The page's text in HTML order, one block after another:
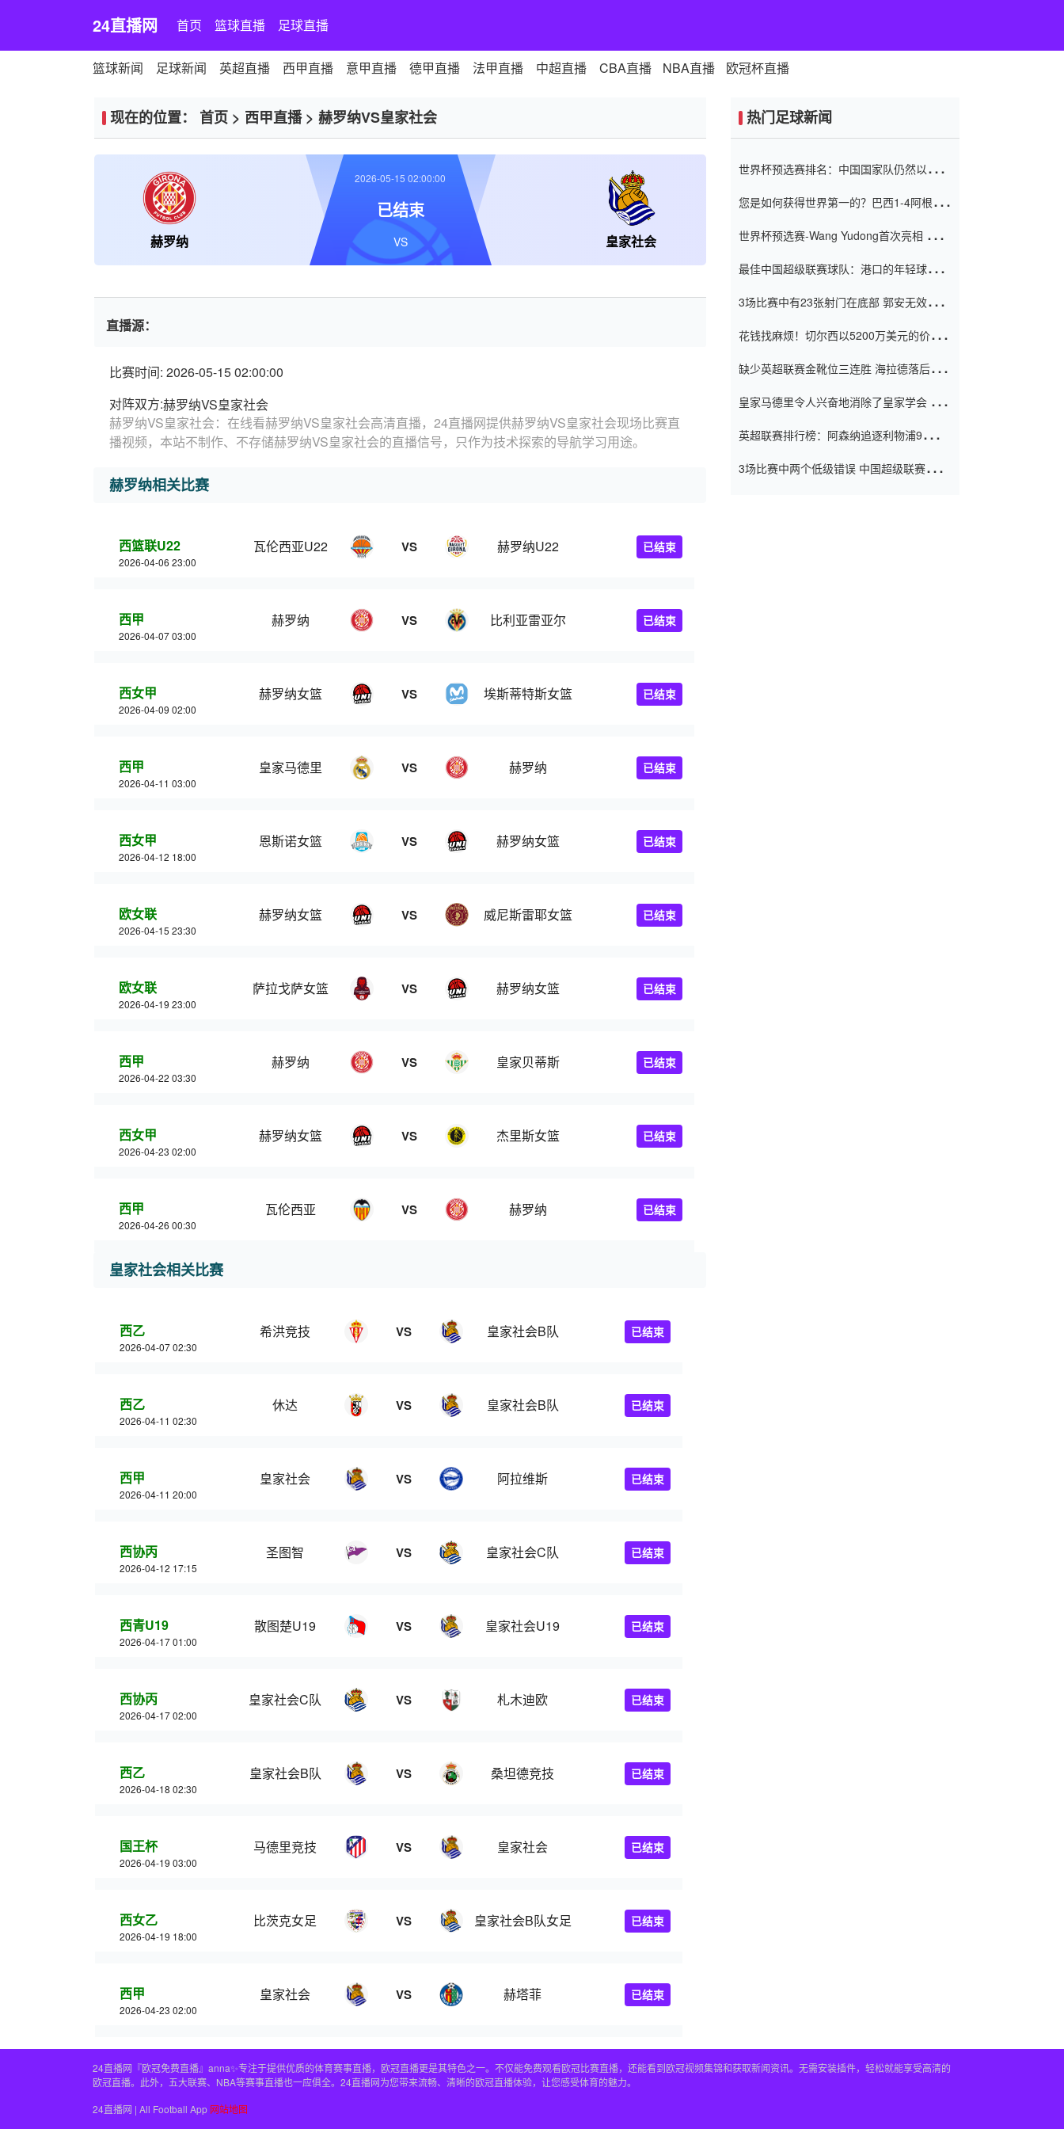
24直播网 首页 篮球直播 足球直播
篮球新闻 足球新闻 英超直播 西甲直播 意甲直播 德甲直播 法甲直播 中超直播 CBA直播 NBA直播 欧冠杯直播
现在的位置： 首页 > 西甲直播> 赫罗纳VS皇家社会
赫罗纳 皇家社会
2026-05-15 02:00:00
已结束
VS
直播源：
比赛时间: 2026-05-15 02:00:00
对阵双方:赫罗纳VS皇家社会
赫罗纳VS皇家社会：在线看赫罗纳VS皇家社会高清直播，24直播网提供赫罗纳VS皇家社会现场比赛直
播视频，本站不制作、不存储赫罗纳VS皇家社会的直播信号，只作为技术探索的导航学习用途。
赫罗纳相关比赛
西篮联U22
2026-04-06 23:00
瓦伦西亚U22 VS 赫罗纳U22 已结束
西甲
2026-04-07 03:00
赫罗纳 VS 比利亚雷亚尔 已结束
西女甲
2026-04-09 02:00
赫罗纳女篮 VS 埃斯蒂特斯女篮 已结束
西甲
2026-04-11 03:00
皇家马德里 VS 赫罗纳 已结束
西女甲
2026-04-12 18:00
恩斯诺女篮 VS 赫罗纳女篮 已结束
欧女联
2026-04-15 23:30
赫罗纳女篮 VS 威尼斯雷耶女篮 已结束
欧女联
2026-04-19 23:00
萨拉戈萨女篮 VS 赫罗纳女篮 已结束
西甲
2026-04-22 03:30
赫罗纳 VS 皇家贝蒂斯 已结束
西女甲
2026-04-23 02:00
赫罗纳女篮 VS 杰里斯女篮 已结束
西甲
2026-04-26 00:30
瓦伦西亚 VS 赫罗纳 已结束
皇家社会相关比赛
西乙
2026-04-07 02:30
希洪竞技 VS 皇家社会B队 已结束
西乙
2026-04-11 02:30
休达 VS 皇家社会B队 已结束
西甲
2026-04-11 20:00
皇家社会 VS 阿拉维斯 已结束
西协丙
2026-04-12 17:15
圣图智 VS 皇家社会C队 已结束
西青U19
2026-04-17 01:00
散图楚U19 VS 皇家社会U19 已结束
西协丙
2026-04-17 02:00
皇家社会C队 VS 札木迪欧 已结束
西乙
2026-04-18 02:30
皇家社会B队 VS 桑坦德竞技 已结束
国王杯
2026-04-19 03:00
马德里竞技 VS 皇家社会 已结束
西女乙
2026-04-19 18:00
比茨克女足 VS 皇家社会B队女足 已结束
西甲
2026-04-23 02:00
皇家社会 VS 赫塔菲 已结束
热门足球新闻
世界杯预选赛排名：中国国家队仍然以6分
您是如何获得世界第一的？巴西1-4阿根
世界杯预选赛-Wang Yudong首次亮相 中国
最佳中国超级联赛球队：港口的年轻球员在
（Taishan）
3场比赛中有23张射门在底部 郭安无效传球
花钱找麻烦！切尔西以5200万美元的价格
窗口
缺少英超联赛金靴位三连胜 海拉德落后6球
皇家马德里令人兴奋地消除了皇家学会 安
英超联赛排行榜：阿森纳追逐利物浦9分 曼
3场比赛中两个低级错误 中国超级联赛的前
24直播网『欧冠免费直播』anna✨专注于提供优质的体育赛事直播，欧冠直播更是其特色之一。不仅能免费观看欧冠比赛直播，还能看到欧冠视频集锦和获取新闻资讯。无需安装插件，轻松就能享受高清的
欧冠直播。此外，五大联赛、NBA等赛事直播也一应俱全。24直播网为您带来流畅、清晰的欧冠直播体验，让您感受体育的魅力。
24直播网 | All Football App 网站地图